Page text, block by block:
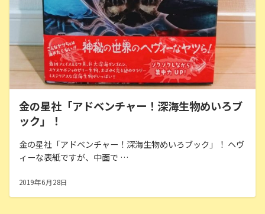
金の星社「アドベンチャー！深海生物めいろブ
ック」！
金の星社「アドベンチャー！深海生物めいろブック」！ ヘヴ
ィーな表紙ですが、中面で …
2019年6月28日